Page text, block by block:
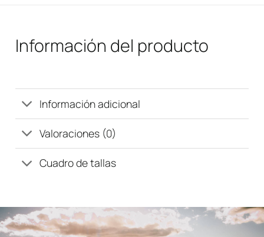
Información del producto
Información adicional
Valoraciones (0)
Cuadro de tallas